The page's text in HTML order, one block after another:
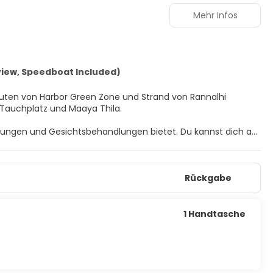
Speedboat Included)
von Harbor Green Zone und Strand von Rannalhi
Tauchplatz und Maaya Thila.
und Gesichtsbehandlungen bietet. Du kannst dich an
wie zu Hause. Ein WLAN-Internetzugang (kostenlos) ist
Toilettenartikel und Haartrockner. Zur Austattung
dieses Resorts. Entspann dich mit einem Cocktail
Rezeption und mehrsprachiges Personal.
Mehr Infos
Rückgabe
1 Handtasche